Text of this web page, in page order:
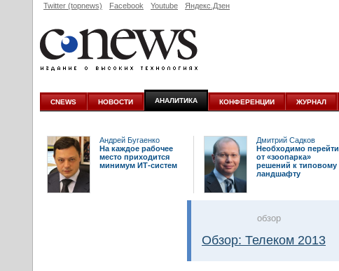
Twitter (topnews) Facebook Youtube Яндекс.Дзен
CNEWS НОВОСТИ АНАЛИТИКА КОНФЕРЕНЦИИ ЖУРНАЛ
Андрей Бугаенко
На каждое рабочее
место приходится
минимум ИТ-систем
Дмитрий Садков
Необходимо перейти
от «зоопарка»
решений к типовому
ландшафту
oбзор
Обзор: Телеком 2013